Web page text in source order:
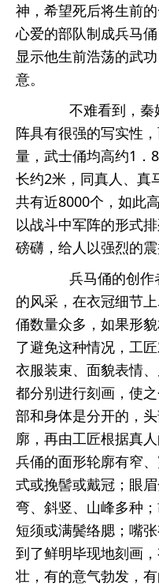
神，希望死后将生前
心爱的部队制成兵马
显示他生前浩荡的武
意。
不难看到，秦
阵具有很强的写实性
量，武士俑均高约1．
长约2米，同真人、真
共有近8000个，如此
以战斗中军阵的形式
磅礴，给人以强烈的震
兵马俑的创作
的风采，在衣冠细节
俑数量众多，如果形
了避免这种情况，工
衣服装束、面貌表情
都分别进行刻画，使
部和身体是分开的，
廓，再由工匠根据真
兵俑的面形轮廓有窄
式或挽髻或戴冠；眼
弯、斜竖、山峰多种
短须或满鬓络腮；嘴
到了鲜明毕现地刻画
壮，有的意气勃发，